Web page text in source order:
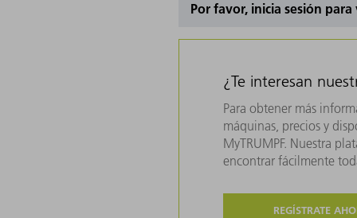
Por favor, inicia sesión
¿Te interesan
Para obtener más
máquinas, precios y
MyTRUMPF. Nuestra
encontrar fácilmente
REGÍSTRATE